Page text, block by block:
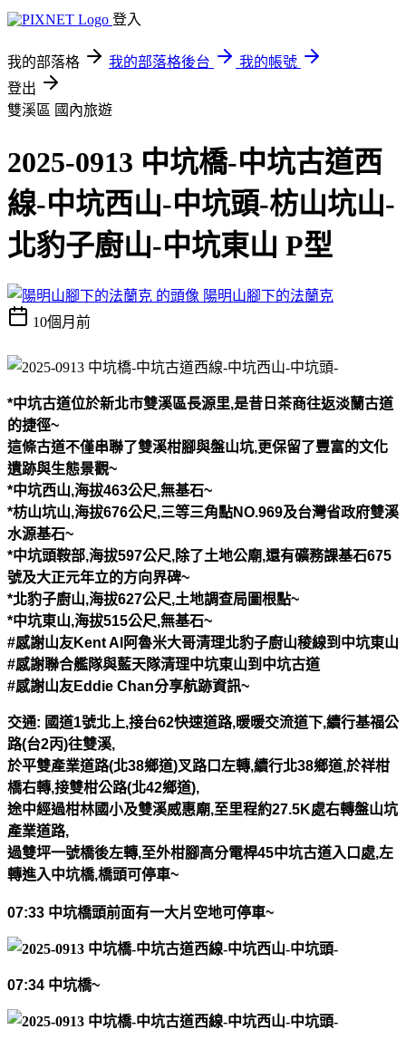
登入
我的部落格 我的部落格後台
我的帳號
登出
雙溪區 國內旅遊
2025-0913 中坑橋-中坑古道西
線-中坑西山-中坑頭-枋山坑山-
北豹子廚山-中坑東山 P型
陽明山腳下的法蘭克
10個月前
*中坑古道位於新北市雙溪區長源里,是昔日茶商往返淡蘭古道
的捷徑~
這條古道不僅串聯了雙溪柑腳與盤山坑,更保留了豐富的文化
遺跡與生態景觀~
*中坑西山,海拔463公尺,無基石~
*枋山坑山,海拔676公尺,三等三角點NO.969及台灣省政府雙溪
水源基石~
*中坑頭鞍部,海拔597公尺,除了土地公廟,還有礦務課基石675
號及大正元年立的方向界碑~
*北豹子廚山,海拔627公尺,土地調查局圖根點~
*中坑東山,海拔515公尺,無基石~
#感謝山友Kent Al 阿魯米大哥清理北豹子廚山稜線到中坑東山
#感謝聯合艦隊與藍天隊清理中坑東山到中坑古道
#感謝山友Eddie Chan分享航跡資訊~
交通: 國道1號北上,接台62快速道路,暖暖交流道下,續行基福公
路(台2丙)往雙溪,
於平雙產業道路(北38鄉道)叉路口左轉,續行北38鄉道,於祥柑
橋右轉,接雙柑公路(北42鄉道),
途中經過柑林國小及雙溪威惠廟,至里程約27.5K處右轉盤山坑
產業道路,
過雙坪一號橋後左轉,至外柑腳高分電桿45中坑古道入口處,左
轉進入中坑橋,橋頭可停車~
07:33 中坑橋頭前面有一大片空地可停車~
07:34 中坑橋~